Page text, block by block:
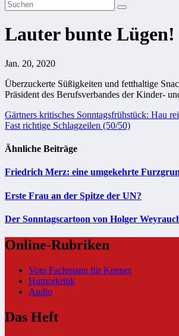
Lauter bunte Lügen!
Jan. 20, 2020
Überzuckerte Süßigkeiten und fetthaltige
Präsident des Berufsverbandes der Kinder-
Beitragsnavigation
Gärtners kritisches Sonntagsfrühstück: Hau
Fast richtige Schlagzeilen (50/50)
Ähnliche Beiträge
Friedrich Merz: eine umgekehrte
Erste Frau an der Spitze der UN?
Der Sonntagscartoon von Holger
Online-Rubriken
Vom Fachmann für Kenner
Humorkritik
Audio
Das Heft